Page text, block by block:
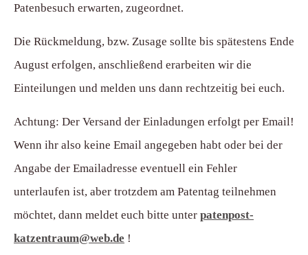
Patenbesuch erwarten, zugeordnet.
Die Rückmeldung, bzw. Zusage sollte bis spätestens Ende
August erfolgen, anschließend erarbeiten wir die
Einteilungen und melden uns dann rechtzeitig bei euch.
Achtung: Der Versand der Einladungen erfolgt per Email!
Wenn ihr also keine Email angegeben habt oder bei der
Angabe der Emailadresse eventuell ein Fehler
unterlaufen ist, aber trotzdem am Patentag teilnehmen
möchtet, dann meldet euch bitte unter patenpost-
katzentraum@web.de !